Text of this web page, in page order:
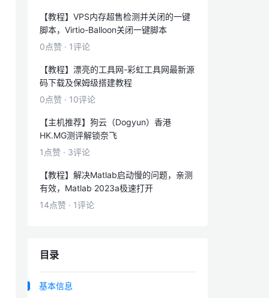
【教程】VPS内存超售检测并关闭的一键
脚本，Virtio-Balloon关闭一键脚本
0点赞 · 1评论
【教程】漂亮的工具网-彩虹工具网最新源
码下载及保姆级搭建教程
0点赞 · 10评论
【主机推荐】狗云（Dogyun）香港
HK.MG测评解锁奈飞
1点赞 · 3评论
【教程】解决Matlab启动慢的问题，亲测
有效，Matlab 2023a极速打开
14点赞 · 1评论
目录
基本信息